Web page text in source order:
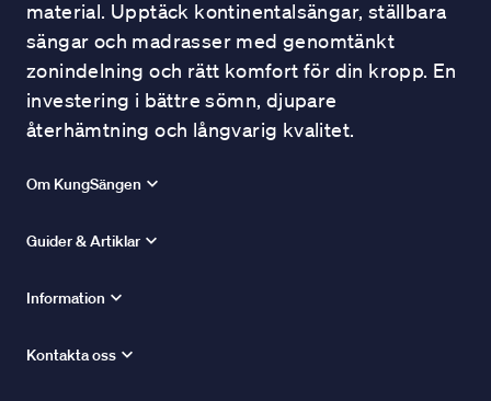
material. Upptäck kontinentalsängar, ställbara
sängar och madrasser med genomtänkt
zonindelning och rätt komfort för din kropp. En
investering i bättre sömn, djupare
återhämtning och långvarig kvalitet.
Om KungSängen
Guider & Artiklar
Information
Kontakta oss